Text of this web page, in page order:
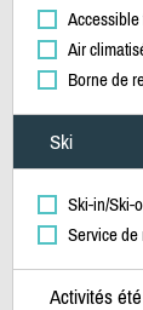
Air
Borne de
Ski
Ski-in/Ski-
Service de
Activités été